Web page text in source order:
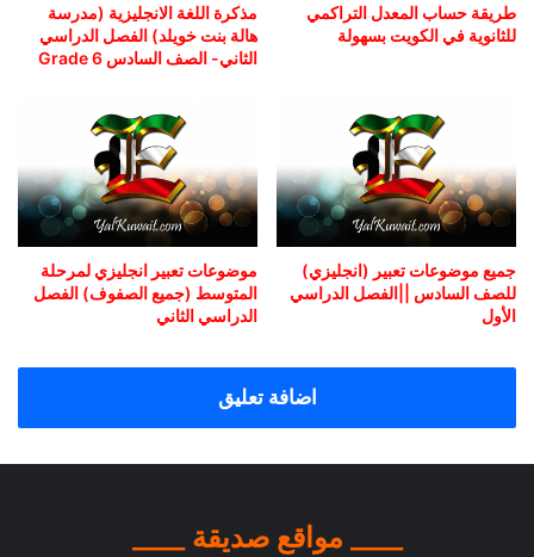
طريقة حساب المعدل التراكمي
للثانوية في الكويت بسهولة
مذكرة اللغة الانجليزية (مدرسة
هالة بنت خويلد) الفصل الدراسي
الثاني- الصف السادس Grade 6
جميع موضوعات تعبير (انجليزي)
للصف السادس ||الفصل الدراسي
الأول
موضوعات تعبير انجليزي لمرحلة
المتوسط (جميع الصفوف) الفصل
الدراسي الثاني
اضافة تعليق
____ مواقع صديقة ____